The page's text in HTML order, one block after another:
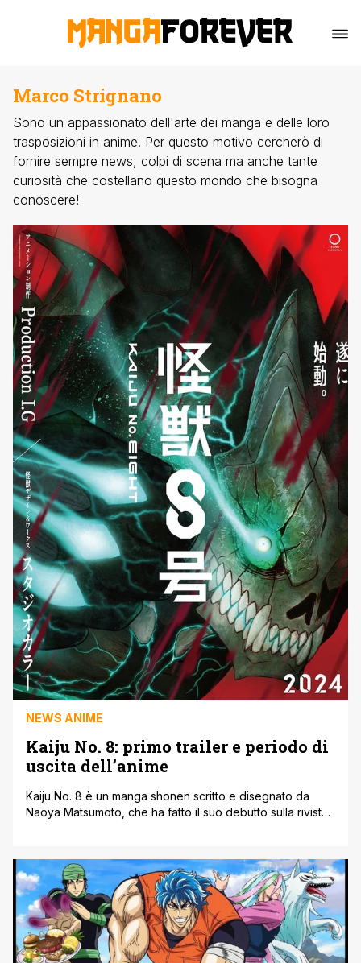
Marco Strignano
Sono un appassionato dell'arte dei manga e delle loro
trasposizioni in anime. Per questo motivo cercherò di
fornire sempre news, colpi di scena ma anche tante
curiosità che costellano questo mondo che bisogna
conoscere!
NEWS ANIME
Kaiju No. 8: primo trailer e periodo di
uscita dell’anime
Kaiju No. 8 è un manga shonen scritto e disegnato da
Naoya Matsumoto, che ha fatto il suo debutto sulla rivista
Matsumoto è stato pubblicato, la serie shonen riceverà un
adattamento anime, prodotto dallo studio di animazione
Production IG. Si [']